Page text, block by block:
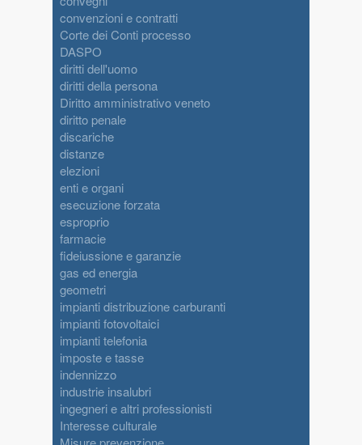
convenzioni e contratti
Corte dei Conti processo
DASPO
diritti dell'uomo
diritti della persona
Diritto amministrativo veneto
diritto penale
discariche
distanze
elezioni
enti e organi
esecuzione forzata
esproprio
farmacie
fideiussione e garanzie
gas ed energia
geometri
impianti distribuzione carburanti
impianti fotovoltaici
impianti telefonia
imposte e tasse
indennizzo
industrie insalubri
ingegneri e altri professionisti
Interesse culturale